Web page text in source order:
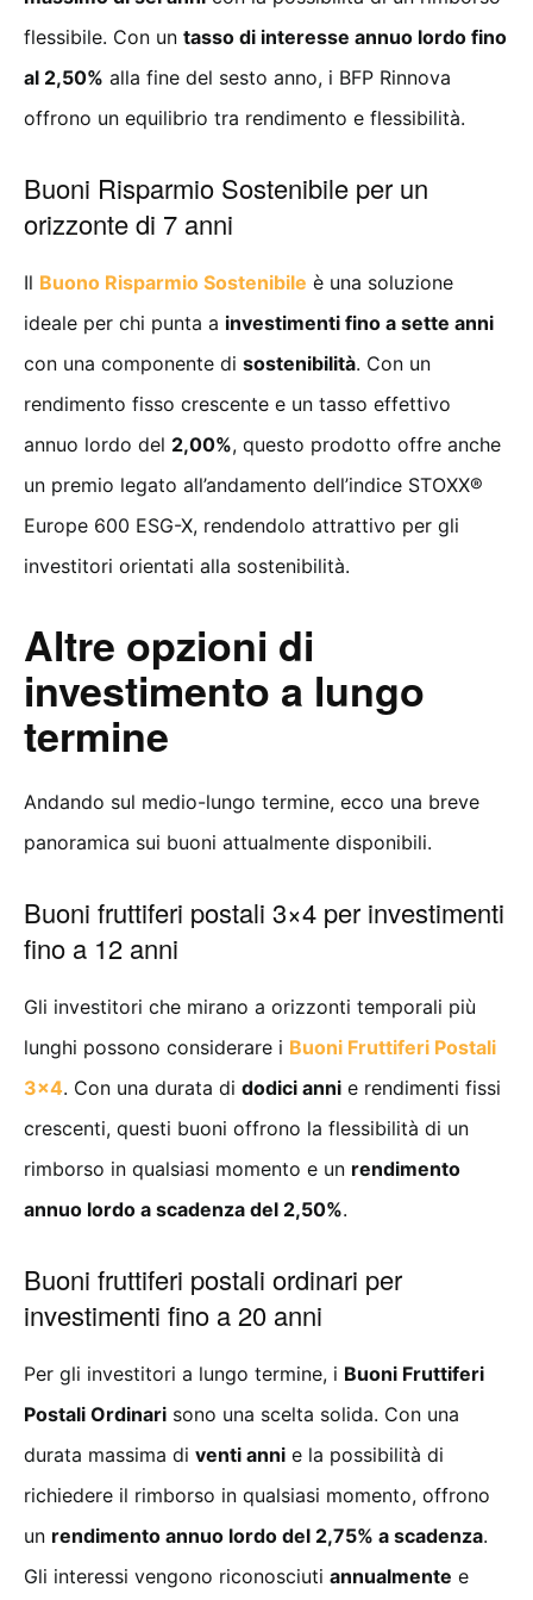
flessibile. Con un tasso di interesse annuo lordo fino
al 2,50% alla fine del sesto anno, i BFP Rinnova
offrono un equilibrio tra rendimento e flessibilità.
Buoni Risparmio Sostenibile per un
orizzonte di 7 anni
Il Buono Risparmio Sostenibile è una soluzione
ideale per chi punta a investimenti fino a sette anni
con una componente di sostenibilità. Con un
rendimento fisso crescente e un tasso effettivo
annuo lordo del 2,00%, questo prodotto offre anche
un premio legato all’andamento dell’indice STOXX®
Europe 600 ESG-X, rendendolo attrattivo per gli
investitori orientati alla sostenibilità.
Altre opzioni di
investimento a lungo
termine
Andando sul medio-lungo termine, ecco una breve
panoramica sui buoni attualmente disponibili.
Buoni fruttiferi postali 3×4 per investimenti
fino a 12 anni
Gli investitori che mirano a orizzonti temporali più
lunghi possono considerare i Buoni Fruttiferi Postali
3×4. Con una durata di dodici anni e rendimenti fissi
crescenti, questi buoni offrono la flessibilità di un
rimborso in qualsiasi momento e un rendimento
annuo lordo a scadenza del 2,50%.
Buoni fruttiferi postali ordinari per
investimenti fino a 20 anni
Per gli investitori a lungo termine, i Buoni Fruttiferi
Postali Ordinari sono una scelta solida. Con una
durata massima di venti anni e la possibilità di
richiedere il rimborso in qualsiasi momento, offrono
un rendimento annuo lordo del 2,75% a scadenza.
Gli interessi vengono riconosciuti annualmente e